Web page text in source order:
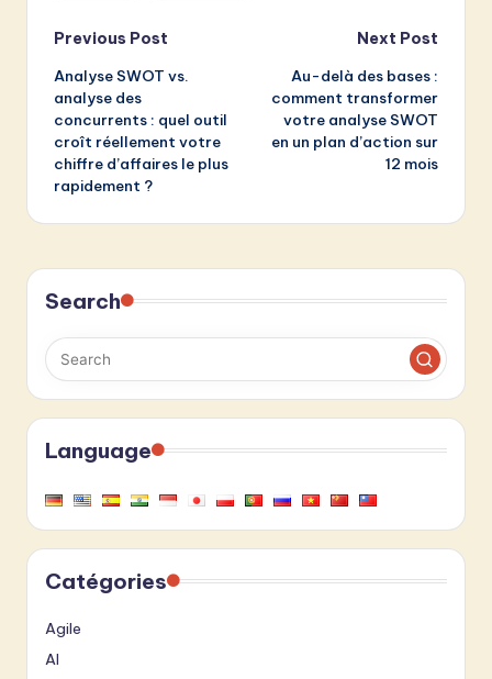
Post
navigation
Previous Post
Analyse SWOT vs.
analyse des
concurrents : quel outil
croît réellement votre
chiffre d’affaires le plus
rapidement ?
Next Post
Au-delà des bases :
comment transformer
votre analyse SWOT
en un plan d’action sur
12 mois
Search
Language
Catégories
Agile
AI